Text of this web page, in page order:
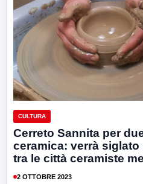
CULTURA
Cerreto Sannita per
ceramica: verrà siglato
tra le città ceramiste
2 OTTOBRE 2023